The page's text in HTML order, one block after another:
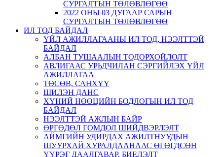
СУРГАЛТЫН ТӨЛӨВЛӨГӨӨ
2022 ОНЫ 03 ДУГААР САРЫН
СУРГАЛТЫН ТӨЛӨВЛӨГӨӨ
ИЛ ТОД БАЙДАЛ
ҮЙЛ АЖИЛЛАГААНЫ ИЛ ТОД, НЭЭЛТТЭЙ
БАЙДАЛ
АЛБАН ТУШААЛЫН ТОДОРХОЙЛОЛТ
АВЛИГААС УРЬДЧИЛАН СЭРГИЙЛЭХ ҮЙЛ
АЖИЛЛАГАА
ТӨСӨВ, САНХҮҮ
ШИЛЭН ДАНС
ХҮНИЙ НӨӨЦИЙН БОДЛОГЫН ИЛ ТОД
БАЙДАЛ
НЭЭЛТТЭЙ АЖЛЫН БАЙР
ӨРГӨДӨЛ ГОМДОЛ ШИЙДВЭРЛЭЛТ
АЙМГИЙН УДИРДАХ АЖИЛТНУУДЫН
ШУУРХАЙ ХУРАЛДААНААС ӨГӨГДСӨН
ҮҮРЭГ ДААЛГАВАР, БИЕЛЭЛТ